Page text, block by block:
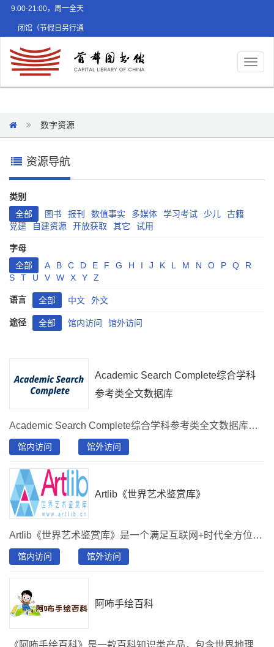
9:00-21:00，周一全天
闭馆（节假日另行通
数字资源
资源导航
类别
全部
图书 报刊 数值事实 多媒体 学习考试 少儿
古籍
党建
自建资源 开放获取 其它 试用
字母
全部
A B C D E F G H I J K L M N O P Q
R
S
T U V W X Y Z
语言 全部 中文 外文
途径 全部 馆内访问 馆外访问
Academic Search Complete综合学科
参考类全文数据库
Academic Search Complete综合学科参考类全文数据库收录17900余种期刊的文摘，其中全文期刊8800余种。还收录800余种非期刊类全文出版物（如书籍、报告及会议论文等）。
馆内访问 馆外访问
Artlib《世界艺术鉴赏库》
Artlib《世界艺术鉴赏库》是一个满足互联网+时代全方位艺术鉴赏需求的产品，收录高清图片并处于实时更新状态，涵盖油画、素描、版画、水彩、国画、书法、壁画、雕塑、篆刻、建筑艺术及其他类型，包含艺术普及、艺术故事、艺术品、艺术家、艺术机构、资讯六大内容模块。具有：知识系统组织、内容全面完整、数据深度标引、超级高清大图呈现、知识点内容模块关联、艺术辞典规范等专业特点。不仅能够提供高质量的艺术作品图片（可以进行高倍数放大，可以满足临摹、学习等多场景使用），同时能够为艺术鉴赏学习提供了大量的辅助素材和必要工具。
馆内访问 馆外访问
阿咘手绘百科
《阿咘手绘百科》是一款百科知识类产品，包含世界地理、中国地理、世界历史、中国历史、儿童教养、艺术素养、原创活动七款独立手绘数据模块。以“手绘主题+手绘元素+文化详情”组成内容体系，三端自适应，平台资源丰富，涵盖文化设施、非遗文化、旅游名胜、文物古迹、名人历史、互动游戏、专属问答等30余种大类，共200余张原创手绘图，10000余手绘元素，项目15000条，问答30000余条，年更新手绘图10余张、原创元素300余个。在原有数据库基础上擅长内容+服务定制，可根据需求，打造特色、综合性平台。